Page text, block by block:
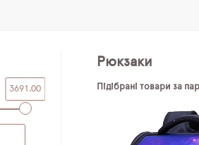
3691.00
Рюкзаки
Підібрані товари за